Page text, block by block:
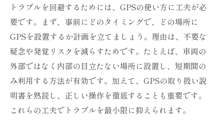
トラブルを回避するためには、GPSの使い方に工夫が必
要です。まず、事前にどのタイミングで、どの場所に
GPSを設置するか計画を立てましょう。理由は、不要な
疑念や発覚リスクを減らすためです。たとえば、車両の
外部ではなく内部の目立たない場所に設置し、短期間の
み利用する方法が有効です。加えて、GPSの取り扱い説
明書を熟読し、正しい操作を徹底することも重要です。
これらの工夫でトラブルを最小限に抑えられます。